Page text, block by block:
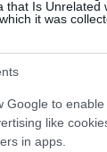
that Is Unrelated
it was
Google to
like
in apps.
rábólint az
milyenek az
illetve
ban
érzők,